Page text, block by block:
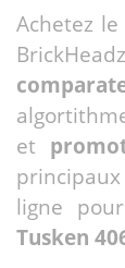
Achetez le
et
principaux
ligne
Tusken